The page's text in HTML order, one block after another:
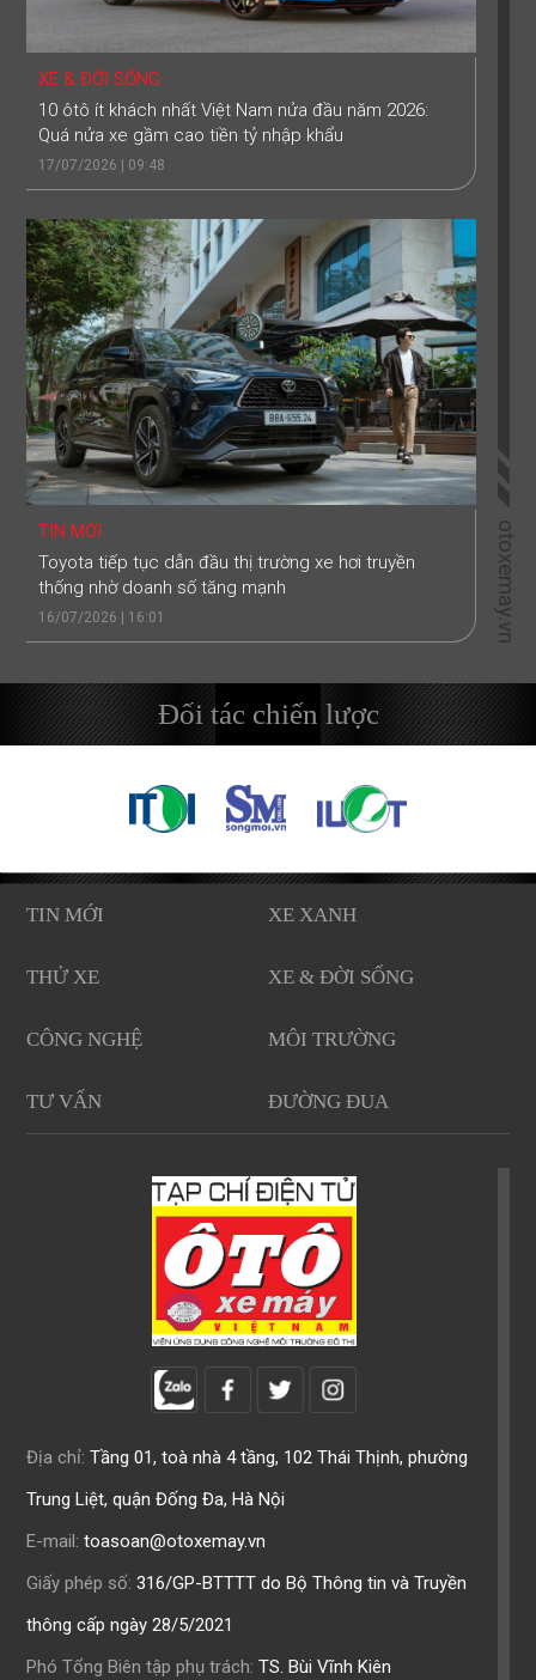
otoxemay.vn
XE & ĐỜI SỐNG
10 ôtô ít khách nhất Việt Nam nửa đầu năm 2026:
Quá nửa xe gầm cao tiền tỷ nhập khẩu
17/07/2026 | 09:48
TIN MỚI
Toyota tiếp tục dẫn đầu thị trường xe hơi truyền
thống nhờ doanh số tăng mạnh
16/07/2026 | 16:01
Đối tác chiến lược
TIN MỚI XE XANH
THỬ XE XE & ĐỜI SỐNG
CÔNG NGHỆ MÔI TRƯỜNG
TƯ VẤN ĐƯỜNG ĐUA
Địa chỉ: Tầng 01, toà nhà 4 tầng, 102 Thái Thịnh, phường
Trung Liệt, quận Đống Đa, Hà Nội
E-mail: toasoan@otoxemay.vn
Giấy phép số: 316/GP-BTTTT do Bộ Thông tin và Truyền
thông cấp ngày 28/5/2021
Phó Tổng Biên tập phụ trách: TS. Bùi Vĩnh Kiên